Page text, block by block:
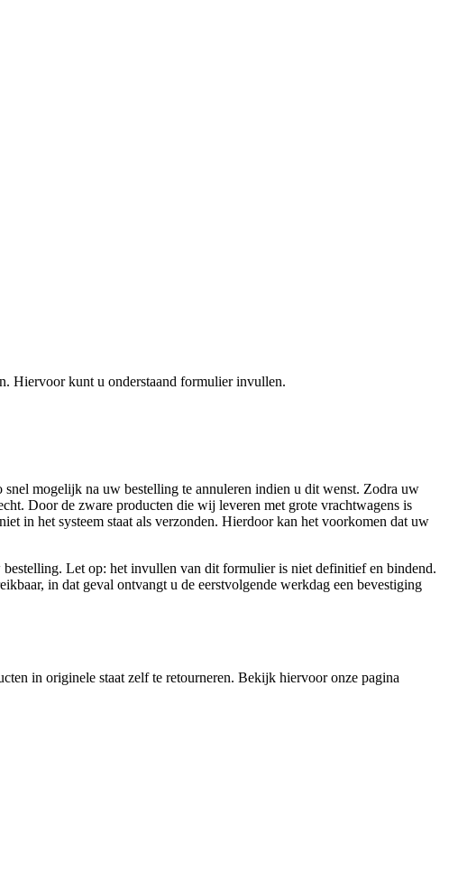
Hiervoor kunt u onderstaand formulier invullen.
mogelijk na uw bestelling te annuleren indien u dit wenst. Zodra uw
Door de zware producten die wij leveren met grote vrachtwagens is
in het systeem staat als verzonden. Hierdoor kan het voorkomen dat uw
Let op: het invullen van dit formulier is niet definitief en bindend.
in dat geval ontvangt u de eerstvolgende werkdag een bevestiging
in originele staat zelf te retourneren. Bekijk hiervoor onze pagina